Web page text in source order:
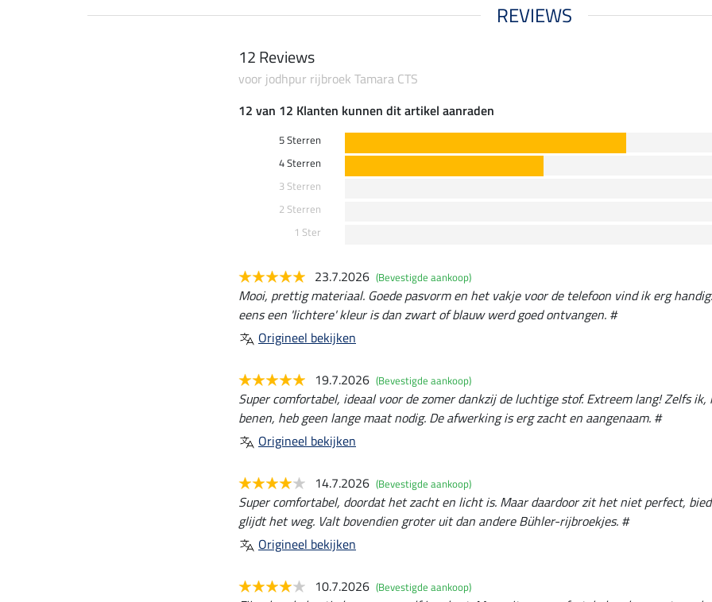
REVIEWS
12 Reviews
voor jodhpur rijbroek Tamara CTS
12 van 12 Klanten kunnen dit artikel aanraden
5 Sterren
4 Sterren
3 Sterren
2 Sterren
1 Ster
23.7.2026 (Bevestigde aankoop)
Mooi, prettig materiaal. Goede pasvorm en het vakje voor de telefoon vind ik erg
eens een 'lichtere' kleur is dan zwart of blauw werd goed ontvangen. #
Origineel bekijken
19.7.2026 (Bevestigde aankoop)
Super comfortabel, ideaal voor de zomer dankzij de luchtige stof. Extreem lang! Zelfs
benen, heb geen lange maat nodig. De afwerking is erg zacht en aangenaam. #
Origineel bekijken
14.7.2026 (Bevestigde aankoop)
Super comfortabel, doordat het zacht en licht is. Maar daardoor zit het niet perfect,
glijdt het weg. Valt bovendien groter uit dan andere Bühler-rijbroekjes. #
Origineel bekijken
10.7.2026 (Bevestigde aankoop)